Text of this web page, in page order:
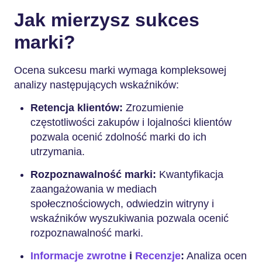
Jak mierzysz sukces
marki?
Ocena sukcesu marki wymaga kompleksowej
analizy następujących wskaźników:
Retencja klientów: Zrozumienie
częstotliwości zakupów i lojalności klientów
pozwala ocenić zdolność marki do ich
utrzymania.
Rozpoznawalność marki: Kwantyfikacja
zaangażowania w mediach
społecznościowych, odwiedzin witryny i
wskaźników wyszukiwania pozwala ocenić
rozpoznawalność marki.
Informacje zwrotne i Recenzje: Analiza ocen